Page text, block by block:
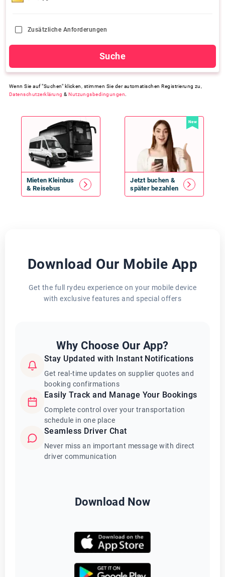
Zusätzliche Anforderungen
Suche
Wenn Sie auf "Suchen" klicken, stimmen Sie der automatischen Registrierung zu,
Datenschutzerklärung &Nutzungsbedingungen
Mieten Kleinbus
& Reisebus
New
Jetzt buchen &
später bezahlen
Download Our Mobile App
Get the full rydeu experience on your mobile device
with exclusive features and special offers
Why Choose Our App?
Stay Updated with Instant Notifications
Get real-time updates on supplier quotes and
booking confirmations
Easily Track and Manage Your Bookings
Complete control over your transportation
schedule in one place
Seamless Driver Chat
Never miss an important message with direct
driver communication
Download Now